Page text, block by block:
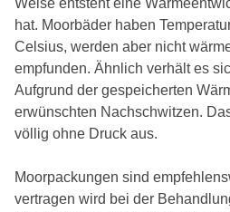
Weise entsteht eine
hat. Moorbäder haben
Celsius, werden aber nicht
empfunden. Ähnlich verhält es
Aufgrund der gespeicherten
erwünschten Nachschwitzen.
völlig ohne Druck aus.
Moorpackungen sind
vertragen wird bei der